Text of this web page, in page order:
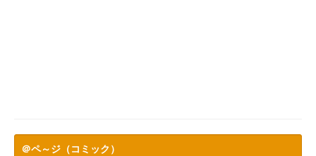
＠ペ～ジ（コミック）